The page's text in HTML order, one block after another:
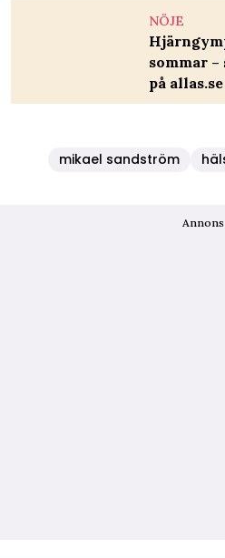
NÖJE
sommar
på allas.se
mikael sandström
Annons